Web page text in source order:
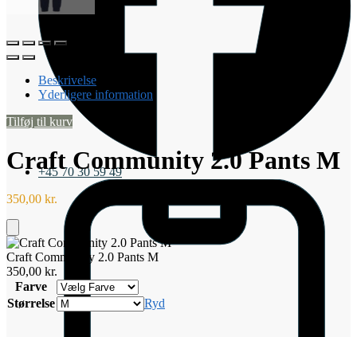
+45 70 30 59 49
Beskrivelse
Yderligere information
Tilføj til kurv
Craft Community 2.0 Pants M
350,00 kr.
Tilføj
til
kurv
Craft Community 2.0 Pants M
350,00 kr.
Farve
Størrelse
Ryd